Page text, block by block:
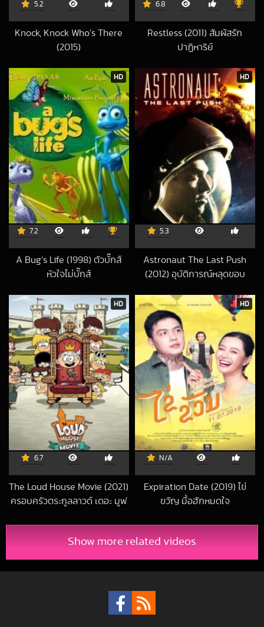
5.2
Knock, Knock Who’s There
(2015)
6.8
Restless (2011) สัมผัสรัก
ปาฏิหาริย์
HD
7.2
A Bug’s Life (1998) ตัวบั๊กส์
หัวใจไม่บั๊กส์
HD
5.3
Astronaut The Last Push
(2012) อุบัติการณ์หลุดขอบ
2020-01-29 UTC
HD
6.7
The Loud House Movie (2021)
ครอบครัวตระกูลลาวด์ เดอะ มูฟ
HD
N/A
Expiration Date (2019) ไข่
ขวัญ มื้อฮักหมดใจ
Show more related videos